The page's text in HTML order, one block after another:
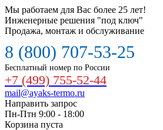
Мы работаем для Вас более 25 лет!
Инженерные решения "под ключ"
Продажа, монтаж и обслуживание
8 (800) 707-53-25
Бесплатный номер по России
+7 (499) 755-52-44
mail@ayaks-termo.ru
Направить запрос
Пн-Птн 9:00 - 18:00
Корзина пуста